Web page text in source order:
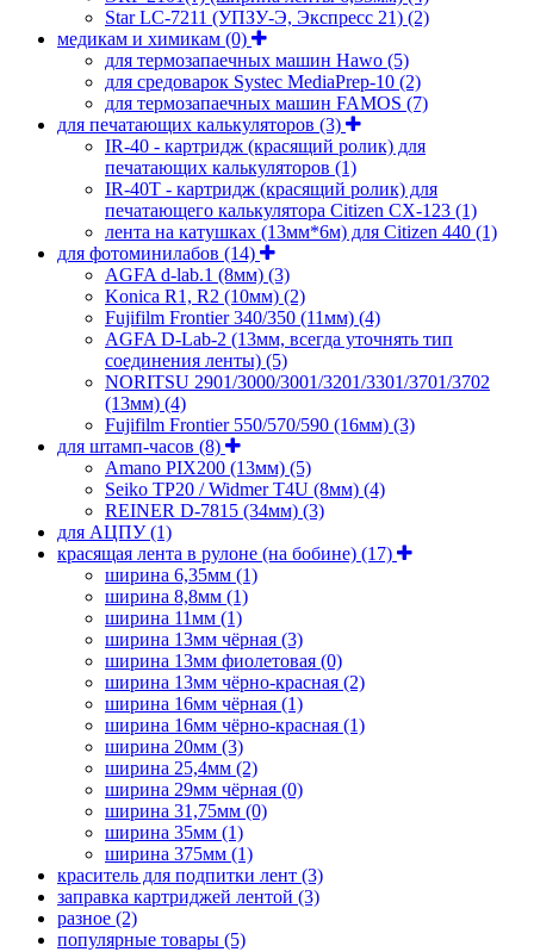
Star LC-7211 (УПЗУ-Э, Экспресс 21) (2)
медикам и химикам (0)
для термозапаечных машин Hawo (5)
для средоварок Systec MediaPrep-10 (2)
для термозапаечных машин FAMOS (7)
для печатающих калькуляторов (3)
IR-40 - картридж (красящий ролик) для
печатающих калькуляторов (1)
IR-40T - картридж (красящий ролик) для
печатающего калькулятора Citizen CX-123 (1)
лента на катушках (13мм*6м) для Citizen 440 (1)
для фотоминилабов (14)
AGFA d-lab.1 (8мм) (3)
Konica R1, R2 (10мм) (2)
Fujifilm Frontier 340/350 (11мм) (4)
AGFA D-Lab-2 (13мм, всегда уточнять тип
соединения ленты) (5)
NORITSU 2901/3000/3001/3201/3301/3701/3702
(13мм) (4)
Fujifilm Frontier 550/570/590 (16мм) (3)
для штамп-часов (8)
Amano PIX200 (13мм) (5)
Seiko TP20 / Widmer T4U (8мм) (4)
REINER D-7815 (34мм) (3)
для АЦПУ(1)
красящая лента в рулоне (на бобине) (17)
ширина 6,35мм (1)
ширина 8,8мм (1)
ширина 11мм (1)
ширина 13мм чёрная (3)
ширина 13мм фиолетовая (0)
ширина 13мм чёрно-красная (2)
ширина 16мм чёрная (1)
ширина 16мм чёрно-красная (1)
ширина 20мм (3)
ширина 25,4мм (2)
ширина 29мм чёрная (0)
ширина 31,75мм (0)
ширина 35мм (1)
ширина 375мм (1)
краситель для подпитки лент (3)
заправка картриджей лентой (3)
разное (2)
популярные товары (5)